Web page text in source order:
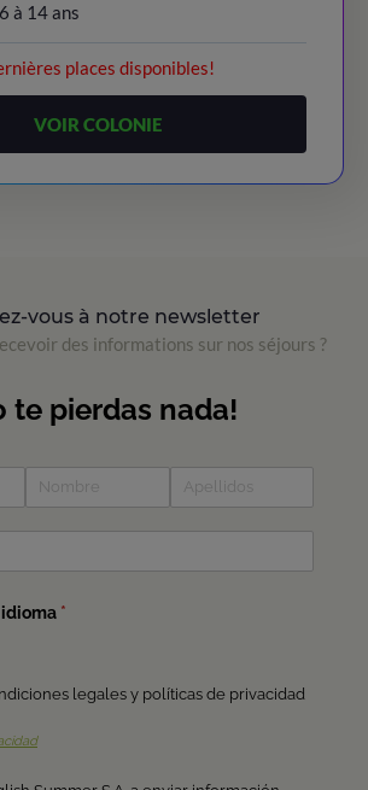
à 14 ans
places disponibles!
VOIR COLONIE
vous à notre newsletter
des informations sur nos séjours ?